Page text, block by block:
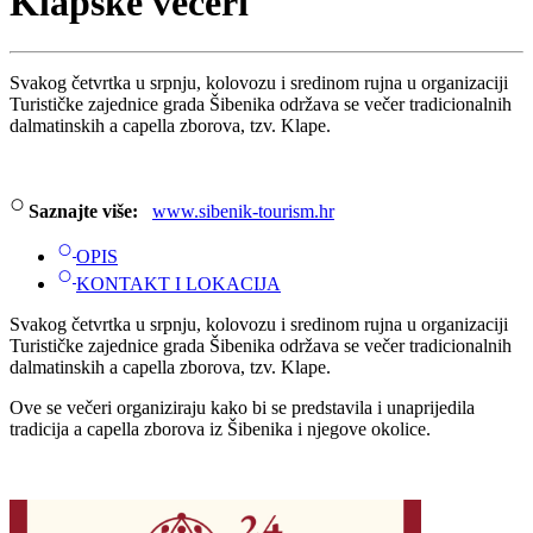
Svakog četvrtka u srpnju, kolovozu i sredinom rujna u organizaciji
Turističke zajednice grada Šibenika održava se večer tradicionalnih
dalmatinskih a capella zborova, tzv. Klape.
Saznajte više: www.sibenik-tourism.hr
OPIS
KONTAKT I LOKACIJA
Svakog četvrtka u srpnju, kolovozu i sredinom rujna u organizaciji
Turističke zajednice grada Šibenika održava se večer tradicionalnih
dalmatinskih a capella zborova, tzv. Klape.
Ove se večeri organiziraju kako bi se predstavila i unaprijedila
tradicija a capella zborova iz Šibenika i njegove okolice.